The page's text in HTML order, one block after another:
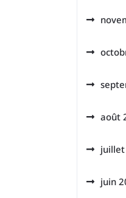
août
juin